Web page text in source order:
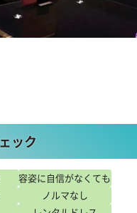
ック
容姿に自信がなくても
OK
ノルマなし